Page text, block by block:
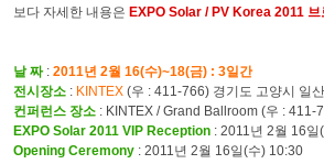
보다 자세한 내용은 EXPO Solar / PV Korea 2011 브
날 짜: 2011년 2월 16(수)~18(금) : 3일간
전시장소 : KINTEX (우 : 411-766) 경기도 고양시 일
컨퍼런스 장소 : KINTEX / Grand Ballroom (우 :
EXPO Solar 2011 VIP Reception : 2011년 2월 16
Opening Ceremony : 2011년 2월 16일(수) 10:30